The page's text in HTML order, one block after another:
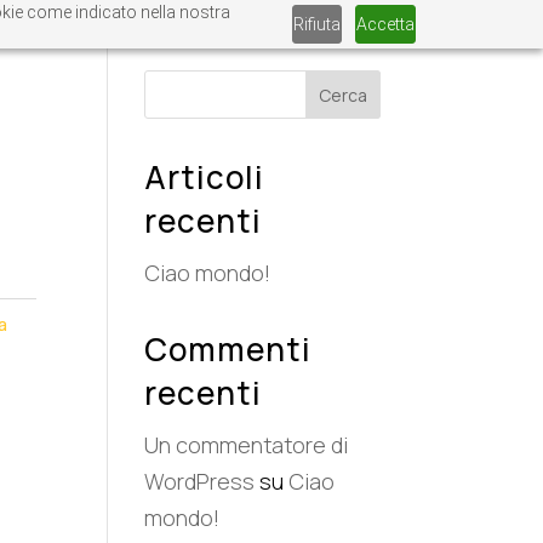
come indicato nella nostra
Rifiuta Accetta
Cerca
Articoli
recenti
Ciao mondo!
Commenti
recenti
Un commentatore di
WordPress su Ciao
mondo!